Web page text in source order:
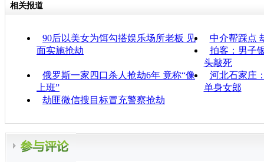
相关报道
90后以美女为饵勾搭娱乐场所老板 见
面实施抢劫
中介帮踩点
拍客：男子
头敲死
俄罗斯一家四口杀人抢劫6年 竟称“像
上班”
河北石家庄
单身女郎
劫匪微信搜目标冒充警察抢劫